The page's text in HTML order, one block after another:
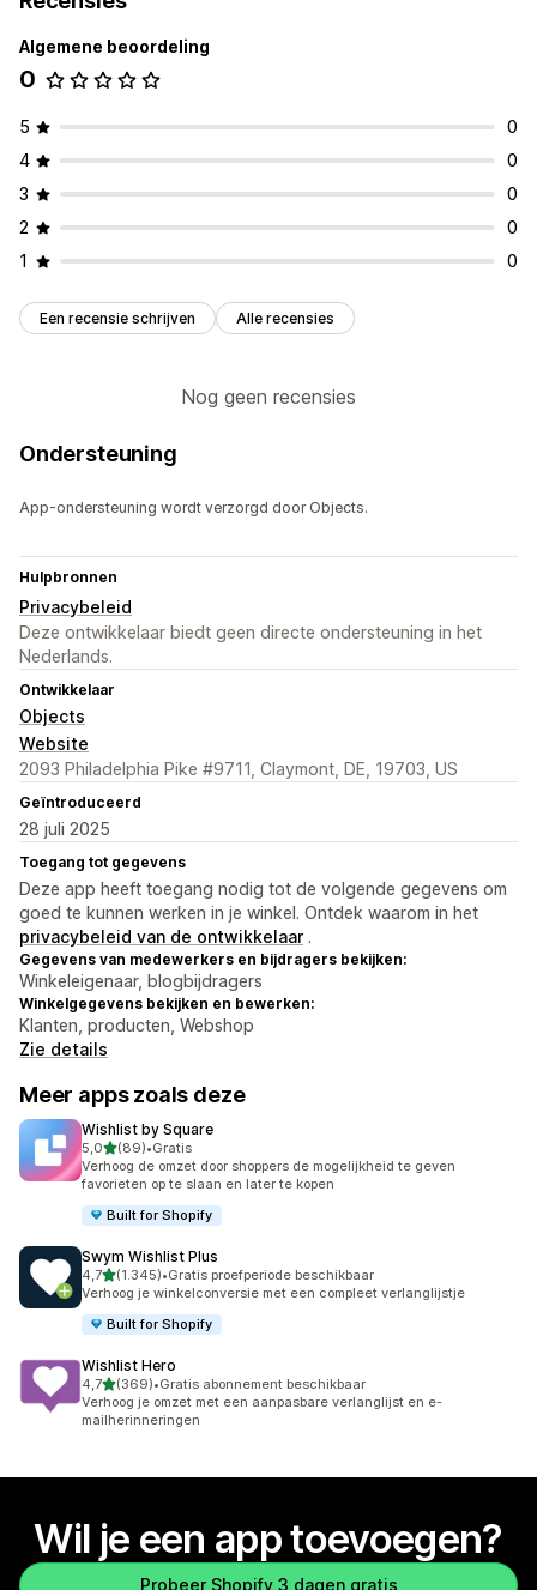
Algemene beoordeling
0
5
0
4
0
3
0
2
0
1
0
Een recensie schrijven Alle recensies
Nog geen recensies
Ondersteuning
App-ondersteuning wordt verzorgd door Objects.
Hulpbronnen
Privacybeleid
Deze ontwikkelaar biedt geen directe ondersteuning in het
Nederlands.
Ontwikkelaar
Objects
Website
2093 Philadelphia Pike #9711, Claymont, DE, 19703, US
Geïntroduceerd
28 juli 2025
Toegang tot gegevens
Deze app heeft toegang nodig tot de volgende gegevens om
goed te kunnen werken in je winkel. Ontdek waarom in het
privacybeleid van de ontwikkelaar .
Gegevens van medewerkers en bijdragers bekijken:
Winkeleigenaar, blogbijdragers
Winkelgegevens bekijken en bewerken:
Klanten, producten, Webshop
Zie details
Meer apps zoals deze
Wishlist by Square
5,0van 5 sterren
(89)
89 recensies in totaal
•Gratis
Verhoog de omzet door shoppers de mogelijkheid te geven
favorieten op te slaan en later te kopen
Built for Shopify
Swym Wishlist Plus
4,7van 5 sterren
(1.345)
1345 recensies in totaal
•Gratis proefperiode beschikbaar
Verhoog je winkelconversie met een compleet verlanglijstje
Built for Shopify
Wishlist Hero
4,7van 5 sterren
(369)
369 recensies in totaal
•Gratis abonnement beschikbaar
Verhoog je omzet met een aanpasbare verlanglijst en e-
mailherinneringen
Wil je een app toevoegen?
Probeer Shopify 3 dagen gratis